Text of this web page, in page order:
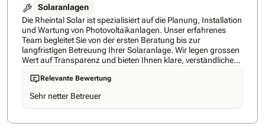
Solaranlagen
Die Rheintal Solar ist spezialisiert auf die Planung, Installation
und Wartung von Photovoltaikanlagen. Unser erfahrenes
Team begleitet Sie von der ersten Beratung bis zur
langfristigen Betreuung Ihrer Solaranlage. Wir legen grossen
Wert auf Transparenz und bieten Ihnen klare, verständliche
Angebote ohne versteckte Kosten. Mit einer maximalen
Wartezeit von nur drei Monaten sorgen wir für eine
termingerechte Inbetriebnahme Ihrer Anlage. Unsere Kunden
schätzen unsere Flexibilität und Professionalität, was sich in
zahlreichen positiven Rückmeldungen widerspiegelt. Durch
Relevante Bewertung
Sehr netter Betreuer